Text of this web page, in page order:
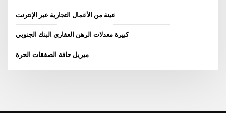
عينة من الأعمال التجارية عبر الإنترنت
كبيرة معدلات الرهن العقاري البنك الجنوبي
ميريل حافة الصفقات الحرة